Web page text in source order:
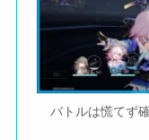
バトルは慌てず